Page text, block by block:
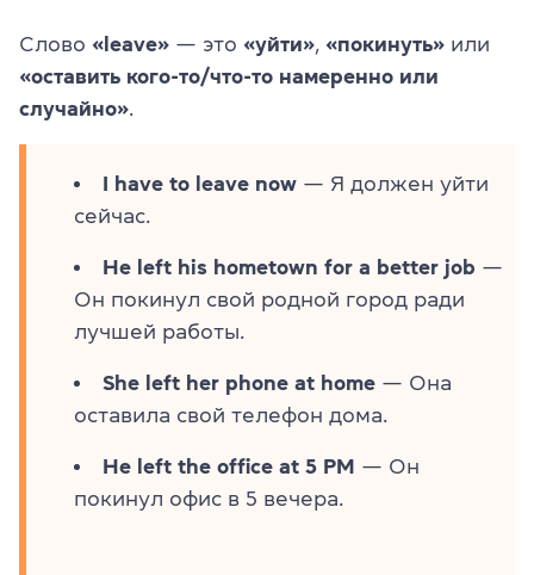
Слово «leave» — это «уйти», «покинуть» или
«оставить кого-то/что-то намеренно или
случайно».
I have to leave now — Я должен уйти
сейчас.
He left his hometown for a better job —
Он покинул свой родной город ради
лучшей работы.
She left her phone at home — Она
оставила свой телефон дома.
He left the office at 5 PM — Он
покинул офис в 5 вечера.